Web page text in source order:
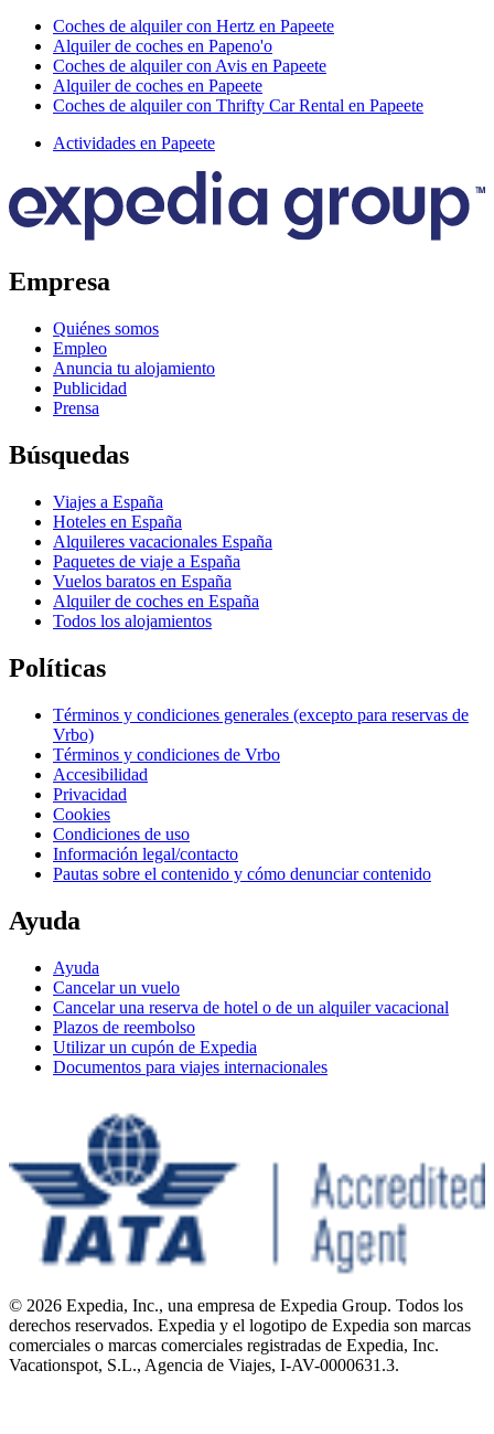
Coches de alquiler con Hertz en Papeete
Alquiler de coches en Papeno'o
Coches de alquiler con Avis en Papeete
Alquiler de coches en Papeete
Coches de alquiler con Thrifty Car Rental en Papeete
Actividades en Papeete
Empresa
Quiénes somos
Empleo
Anuncia tu alojamiento
Publicidad
Prensa
Búsquedas
Viajes a España
Hoteles en España
Alquileres vacacionales España
Paquetes de viaje a España
Vuelos baratos en España
Alquiler de coches en España
Todos los alojamientos
Políticas
Términos y condiciones generales (excepto para reservas de
Vrbo)
Términos y condiciones de Vrbo
Accesibilidad
Privacidad
Cookies
Condiciones de uso
Información legal/contacto
Pautas sobre el contenido y cómo denunciar contenido
Ayuda
Ayuda
Cancelar un vuelo
Cancelar una reserva de hotel o de un alquiler vacacional
Plazos de reembolso
Utilizar un cupón de Expedia
Documentos para viajes internacionales
© 2026 Expedia, Inc., una empresa de Expedia Group. Todos los
derechos reservados. Expedia y el logotipo de Expedia son marcas
comerciales o marcas comerciales registradas de Expedia, Inc.
Vacationspot, S.L., Agencia de Viajes, I-AV-0000631.3.